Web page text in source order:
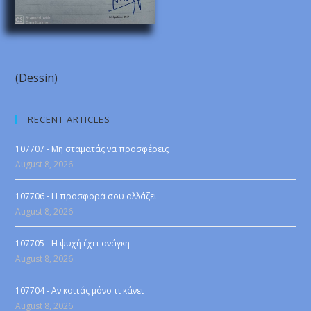
(Dessin)
RECENT ARTICLES
107707 - Μη σταματάς να προσφέρεις
August 8, 2026
107706 - Η προσφορά σου αλλάζει
August 8, 2026
107705 - Η ψυχή έχει ανάγκη
August 8, 2026
107704 - Αν κοιτάς μόνο τι κάνει
August 8, 2026